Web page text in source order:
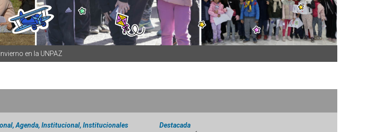
en la UNPAZ
Agenda, Institucional, Institucionales
Destacada